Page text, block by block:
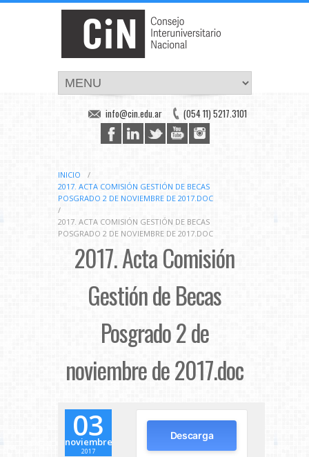
(054 11) 5217.3101
info@cin.edu.ar
INICIO
/
2017. ACTA COMISIÓN GESTIÓN DE BECAS
POSGRADO 2 DE NOVIEMBRE DE 2017.DOC
/
2017. ACTA COMISIÓN GESTIÓN DE BECAS
POSGRADO 2 DE NOVIEMBRE DE 2017.DOC
2017. Acta Comisión
Gestión de Becas
Posgrado 2 de
noviembre de 2017.doc
03
noviembre
2017
Descarga